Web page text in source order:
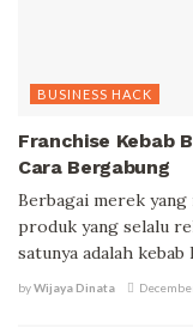
BUSINESS HACK
Franchise Kebab
Cara Bergabung
Berbagai merek
produk yang selalu
satunya adalah kebab
byWijaya Dinata